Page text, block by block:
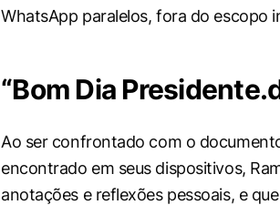
WhatsApp paralelos, fora do escopo
“Bom Dia
Ao ser confrontado com o
encontrado em seus dispositivos,
anotações e reflexões pessoais, e